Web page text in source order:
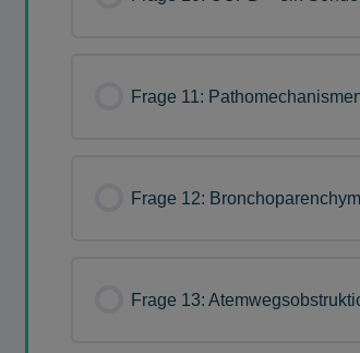
Frage 11:
Frage 12:
Frage 13: